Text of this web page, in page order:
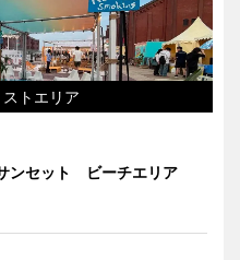
トエリア
ンセット ビーチエリア